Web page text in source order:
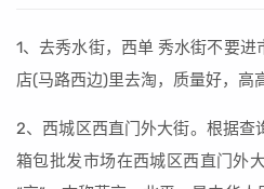
1、去秀水街，西单 秀水街不要
店(马路西边)里去淘，质量好，高
2、西城区西直门外大街。根据查
箱包批发市场在西城区西直门外